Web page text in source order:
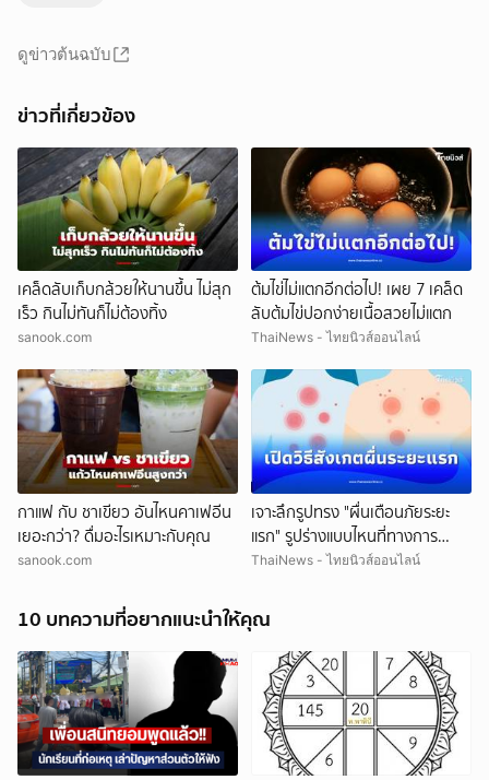
ดูข่าวต้นฉบับ
ข่าวที่เกี่ยวข้อง
เคล็ดลับเก็บกล้วยให้นานขึ้น ไม่สุก
เร็ว กินไม่ทันก็ไม่ต้องทิ้ง
sanook.com
ต้มไข่ไม่แตกอีกต่อไป! เผย 7 เคล็ด
ลับต้มไข่ปอกง่ายเนื้อสวยไม่แตก
ThaiNews - ไทยนิวส์ออนไลน์
กาแฟ กับ ชาเขียว อันไหนคาเฟอีน
เยอะกว่า? ดื่มอะไรเหมาะกับคุณ
sanook.com
เจาะลึกรูปทรง "ผื่นเตือนภัยระยะ
แรก" รูปร่างแบบไหนที่ทางการ
แพทย์แนะให้ตรวจด่วน
ThaiNews - ไทยนิวส์ออนไลน์
10 บทความที่อยากแนะนำให้คุณ